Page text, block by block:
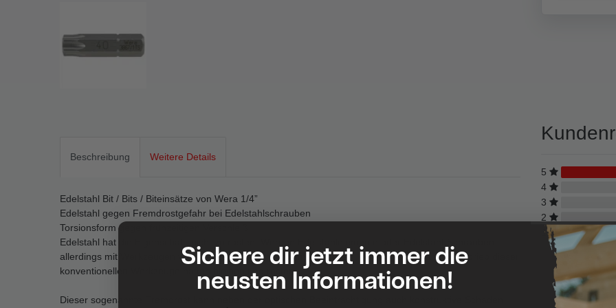
Beschreibung Weitere Details
Edelstahl Bit / Bits / Biteinsätze von Wera 1/4”
Edelstahl gegen Fremdrostgefahr bei Edelstahlschrauben
Torsionsform gegen frühzeitigen Verschleiß
Edelstahl hat die Eigenschaft, nicht zu rosten. Werden Edelstahlelemente oder Edelstahl-Schrauben
allerdings mit Werkzeugen verarbeitet, die aus herkömmlichen Stahl gefertigt sind, kann der Abrieb dieser
konventionellen Werkzeuge haften bleiben und rosten.
Dieser sogenannte Fremdrost kann neben der optischen Beeinträchtigung auch konstruktive Schäden
5
4
3
2
1
Sichere dir jetzt immer die
neusten Informationen!